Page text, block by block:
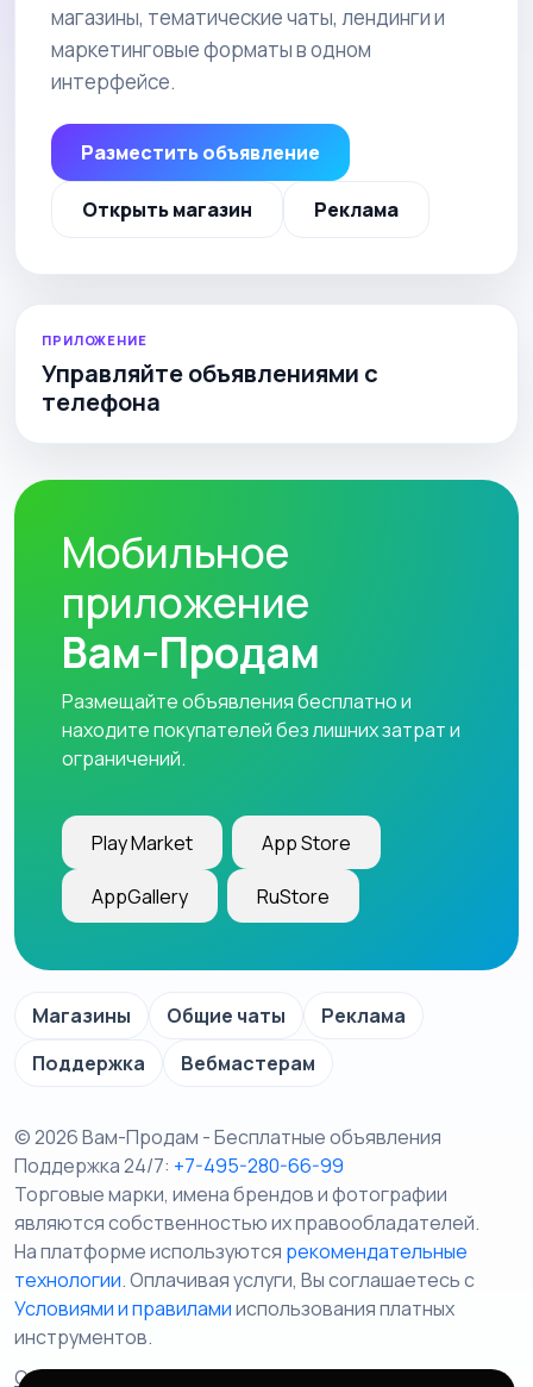
магазины, тематические чаты, лендинги и
маркетинговые форматы в одном
интерфейсе.
Разместить объявление
Открыть магазин Реклама
ПРИЛОЖЕНИЕ
Управляйте объявлениями с
телефона
Мобильное
приложение
Вам-Продам
Размещайте объявления бесплатно и
находите покупателей без лишних затрат и
ограничений.
Play Market App Store
AppGallery RuStore
Магазины Общие чаты
Реклама
Поддержка
Вебмастерам
© 2026 Вам-Продам - Бесплатные объявления
Поддержка 24/7: +7-495-280-66-99
Торговые марки, имена брендов и фотографии
являются собственностью их правообладателей.
На платформе используются рекомендательные
технологии. Оплачивая услуги, Вы соглашаетесь c
Условиями и правиламииспользования платных
инструментов.
Отказ от ответственности
Правила сервиса